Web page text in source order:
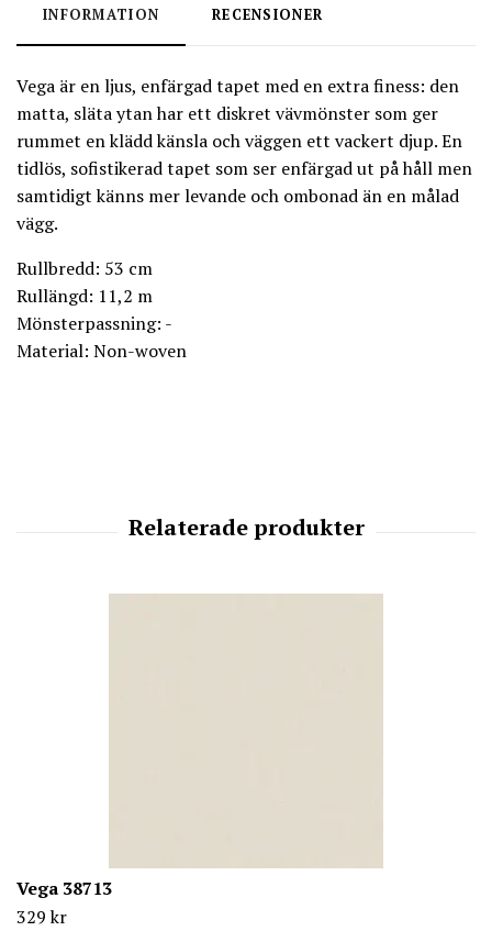
INFORMATION RECENSIONER
Vega är en ljus, enfärgad tapet med en extra finess: den
matta, släta ytan har ett diskret vävmönster som ger
rummet en klädd känsla och väggen ett vackert djup. En
tidlös, sofistikerad tapet som ser enfärgad ut på håll men
samtidigt känns mer levande och ombonad än en målad
vägg.
Rullbredd: 53 cm
Rullängd: 11,2 m
Mönsterpassning: -
Material: Non-woven
Vega 38713
329 kr